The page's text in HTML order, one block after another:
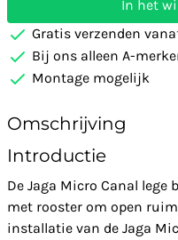
In het
Gratis verzenden
Bij ons alleen A-
Montage mogelijk
Omschrijving
Introductie
De Jaga Micro Canal
met rooster om open
installatie van de Jaga